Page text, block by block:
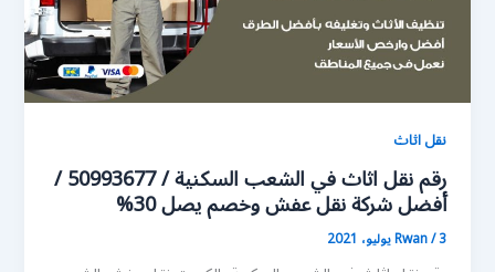
نقل اثاث
رقم نقل اثاث في الشعب السكنية / 50993677 /
أفضل شركة نقل عفش وخصم يصل 30%
Rwan/3 يوليو، 2021